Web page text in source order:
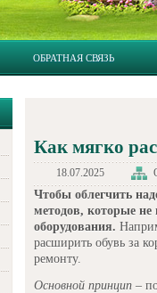
ОБРАТНАЯ СВЯЗЬ
Как мягко
18.07.2025
Чтобы облегчить
методов, которые не
оборудования.
расширить обувь за
ремонту.
Основной принцип –